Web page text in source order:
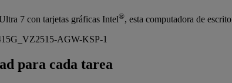
7 con tarjetas gráficas Intel®, esta computadora de
para cada tarea